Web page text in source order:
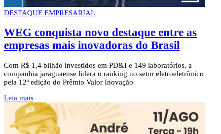
DESTAQUE EMPRESARIAL
WEG conquista novo destaque entre as
empresas mais inovadoras do Brasil
Com R$ 1,4 bilhão investidos em PD&I e 149 laboratórios, a
companhia jaraguaense lidera o ranking no setor eletroeletrônico
pela 12ª edição do Prêmio Valor Inovação
Leia mais